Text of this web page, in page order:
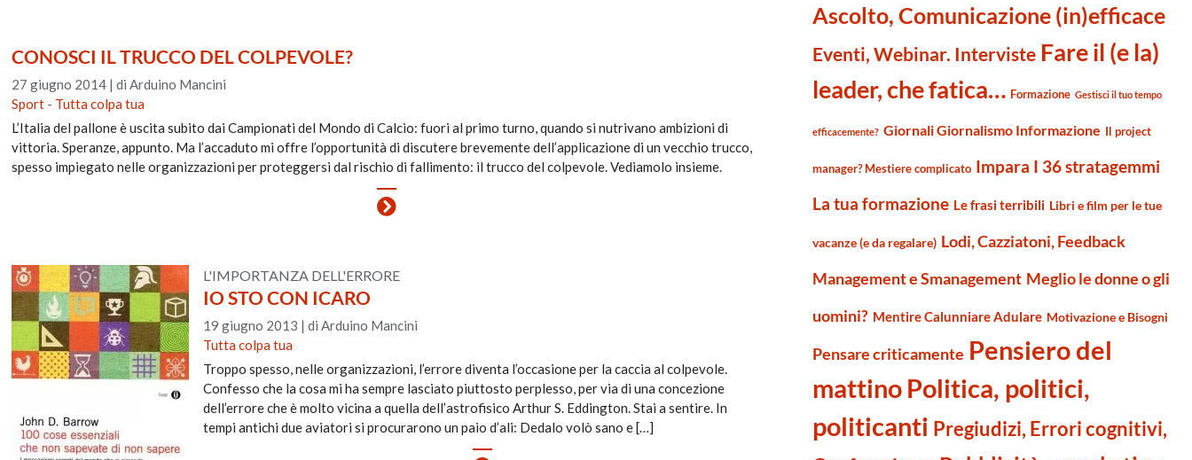
CONOSCI IL TRUCCO DEL COLPEVOLE?
27 giugno 2014 |di Arduino Mancini
Sport - Tutta colpa tua
L’Italia del pallone è uscita subito dai Campionati del Mondo di Calcio: fuori al primo turno, quando si nutrivano ambizioni di
vittoria. Speranze, appunto. Ma l’accaduto mi offre l’opportunità di discutere brevemente dell’applicazione di un vecchio trucco,
spesso impiegato nelle organizzazioni per proteggersi dal rischio di fallimento: il trucco del colpevole. Vediamolo insieme.
L'IMPORTANZA DELL'ERRORE
IO STO CON ICARO
19 giugno 2013 | di Arduino Mancini
Tutta colpa tua
Troppo spesso, nelle organizzazioni, l’errore diventa l’occasione per la caccia al colpevole.
Confesso che la cosa mi ha sempre lasciato piuttosto perplesso, per via di una concezione
dell’errore che è molto vicina a quella dell’astrofisico Arthur S. Eddington. Stai a sentire. In
tempi antichi due aviatori si procurarono un paio d’ali: Dedalo volò sano e […]
Ascolto, Comunicazione (in)efficace
Eventi, Webinar. Interviste Fare il (e la)
leader, che fatica… Formazione Gestisci il tuo tempo
efficacemente? Giornali Giornalismo Informazione Il project
manager? Mestiere complicato Impara I 36 stratagemmi
La tua formazione Le frasi terribili Libri e film per le tue
vacanze (e da regalare) Lodi, Cazziatoni, Feedback
Management e Smanagement Meglio le donne o gli
uomini? Mentire Calunniare Adulare Motivazione e Bisogni
Pensare criticamente Pensiero del
mattino Politica, politici,
politicanti Pregiudizi, Errori cognitivi,